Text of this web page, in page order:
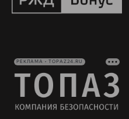
РЕКЛАМА • TOPAZ24.RU